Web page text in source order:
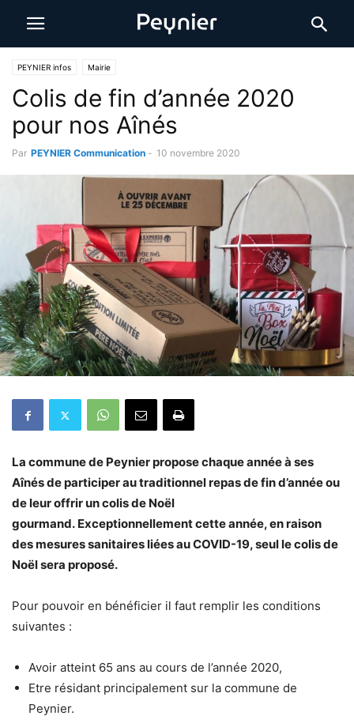
PEYNIER infos Mairie
Colis de fin d’année 2020
pour nos Aînés
Par PEYNIER Communication - 10 novembre 2020
La commune de Peynier propose chaque année à ses
Aînés de participer au traditionnel repas de fin d’année ou
de leur offrir un colis de Noël
gourmand. Exceptionnellement cette année, en raison
des mesures sanitaires liées au COVID-19, seul le colis de
Noël sera proposé.
Pour pouvoir en bénéficier il faut remplir les conditions
suivantes :
Avoir atteint 65 ans au cours de l’année 2020,
Etre résidant principalement sur la commune de
Peynier.